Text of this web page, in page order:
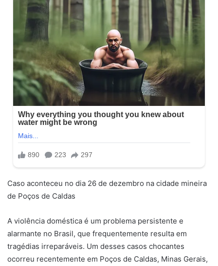
Caso aconteceu no dia 26 de dezembro na cidade mineira
de Poços de Caldas
A violência doméstica é um problema persistente e
alarmante no Brasil, que frequentemente resulta em
tragédias irreparáveis. Um desses casos chocantes
ocorreu recentemente em Poços de Caldas, Minas Gerais,